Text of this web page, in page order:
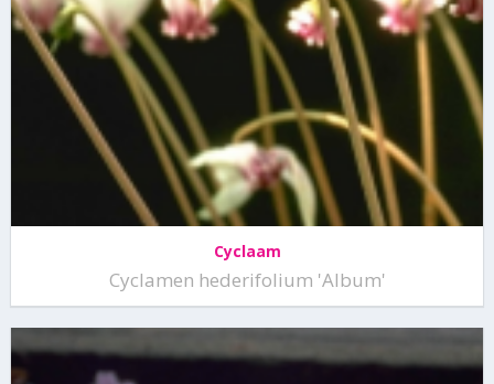
Cyclaam
Cyclamen hederifolium 'Album'